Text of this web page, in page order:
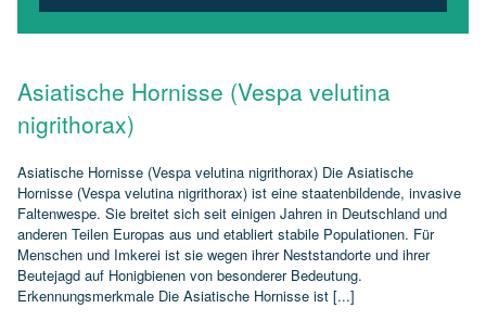
Asiatische Hornisse (Vespa velutina
nigrithorax)
Asiatische Hornisse (Vespa velutina nigrithorax) Die Asiatische
Hornisse (Vespa velutina nigrithorax) ist eine staatenbildende, invasive
Faltenwespe. Sie breitet sich seit einigen Jahren in Deutschland und
anderen Teilen Europas aus und etabliert stabile Populationen. Für
Menschen und Imkerei ist sie wegen ihrer Neststandorte und ihrer
Beutejagd auf Honigbienen von besonderer Bedeutung.
Erkennungsmerkmale Die Asiatische Hornisse ist [...]